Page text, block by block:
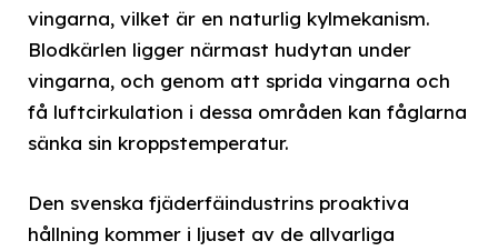
vingarna, vilket är en naturlig kylmekanism.
Blodkärlen ligger närmast hudytan under
vingarna, och genom att sprida vingarna och
få luftcirkulation i dessa områden kan fåglarna
sänka sin kroppstemperatur.
Den svenska fjäderfäindustrins proaktiva
hållning kommer i ljuset av de allvarliga